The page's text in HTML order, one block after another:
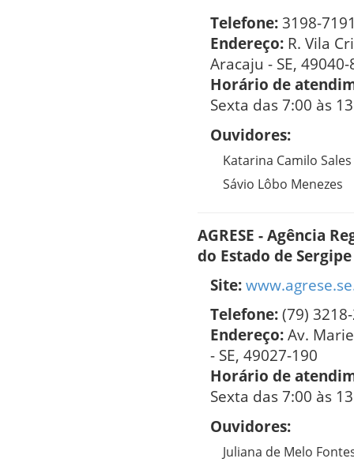
Telefone:3198-
Endereço: R. Vila
Aracaju - SE,
Horário de
Sexta das 7:00 às
Ouvidores:
Katarina Camilo Sales
Sávio Lôbo Menezes
AGRESE - Agência
do Estado de Sergipe
Site:
Telefone:(79)
Endereço:Av.
- SE, 49027-190
Horário de
Sexta das 7:00 às
Ouvidores:
Juliana de Melo